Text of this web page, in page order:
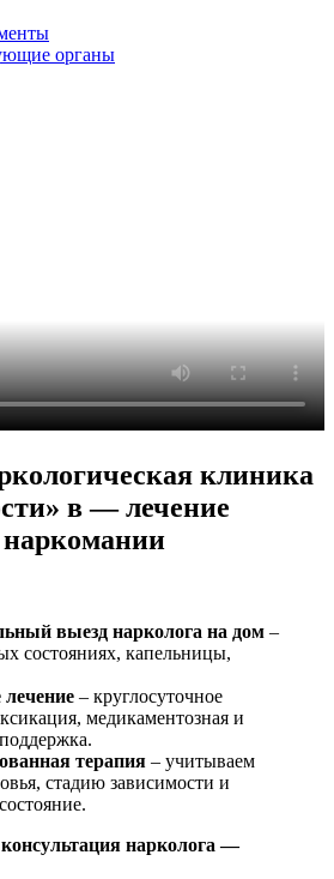
органы
клиника
в — лечение
наркомании
выезд нарколога на дом –
состояниях, капельницы,
– круглосуточное
медикаментозная и
терапия – учитываем
стадию зависимости и
нарколога —